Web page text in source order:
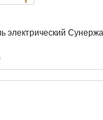
электрический